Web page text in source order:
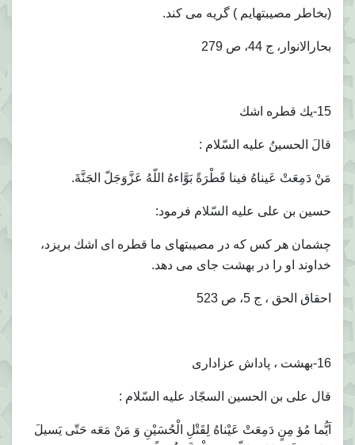
(بخاطر مصيبتهايم ) گريه مى كند.
بحارالانوار، ج 44، ص 279
15-يك قطره اشك
قالَ الحسينُ عليه السّلام :
مَنْ دَمِعَتْ عَيناهُ فينا قَطْرَةً بَوَّاءهُ اللّهُ عَزَّوَجَلّ الجَنَّةَ.
حسين بن على عليه السّلام فرمود:
چشمان هر كس كه در مصيبتهاى ما قطره اى اشك بريزد،
خداوند او را در بهشت جاى مى دهد.
احقاق الحق ، ج 5، ص 523
16-بهشت ، پاداش عزادارى
قال على بن الحسين السجّاد عليه السّلام :
اَيُّما مُؤ مِنٍ دَمِعَتْ عَيْناهُ لِقَتْلِ الْحُسَيْنِ وَ مَنْ مَعَه حَتّى يَسيلَ